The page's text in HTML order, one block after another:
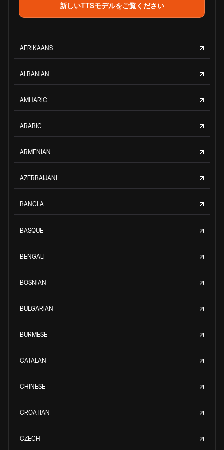
新しいTTSモデルをご覧ください
AFRIKAANS
ALBANIAN
AMHARIC
ARABIC
ARMENIAN
AZERBAIJANI
BANGLA
BASQUE
BENGALI
BOSNIAN
BULGARIAN
BURMESE
CATALAN
CHINESE
CROATIAN
CZECH